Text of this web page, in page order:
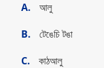
A.
আলু
B.
টেঙেচি টঙা
C.
কাঠআলু